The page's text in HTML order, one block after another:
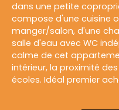
dans une petite
compose d'une cuisine
manger/salon, d'une
salle d'eau avec WC
calme de cet
intérieur, la proximité
écoles. Idéal premier